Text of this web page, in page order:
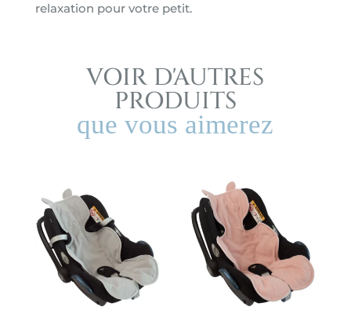
relaxation pour votre petit.
VOIR D'AUTRES
PRODUITS
que vous aimerez